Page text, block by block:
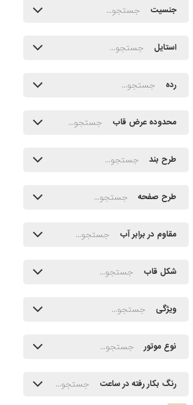
جنسیت
استایل
رده
محدوده عرض قاب
طرح بند
طرح صفحه
مقاوم در برابر آب
شکل قاب
ویژگی
نوع موتور
رنگ بکار رفته در ساعت